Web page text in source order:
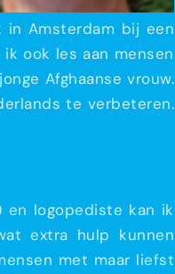
in Amsterdam bij een
ook les aan mensen
Afghaanse vrouw.
te verbeteren.
en logopediste kan ik
extra hulp kunnen
met maar liefst